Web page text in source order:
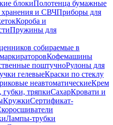
блокиПолотенца бумажные
хранения и СВЧПриборы для
Короба и
Пружины для
собираемые в
Кофемашины
поштучноРулоны для
гелевыеКраски по стеклу
неавтоматическиеКрем
губки, тряпкиСахарКровати и
КружкиСертификат-
Лампы-трубки